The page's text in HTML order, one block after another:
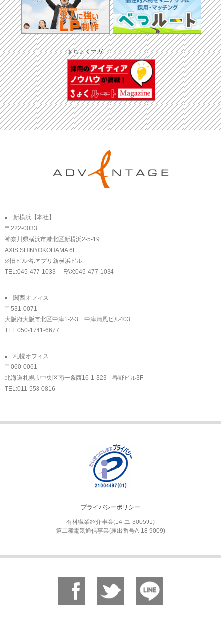
ちょくマガ
新横浜【本社】
〒222-0033
神奈川県横浜市港北区新横浜2-5-19
AXIS SHINYOKOHAMA 6F
※旧ビル名:アプリ新横浜ビル
TEL:045-477-1033 FAX:045-477-1034
関西オフィス
〒531-0071
大阪府大阪市北区中津1-2-3 中津清風ビル403
TEL:050-1741-6677
札幌オフィス
〒060-0061
北海道札幌市中央区南一条西16-1-323 春野ビル3F
TEL:011-558-0816
プライバシーポリシー
有料職業紹介事業(14-ユ-300591)
第二種電気通信事業(届出番号A-18-9009)